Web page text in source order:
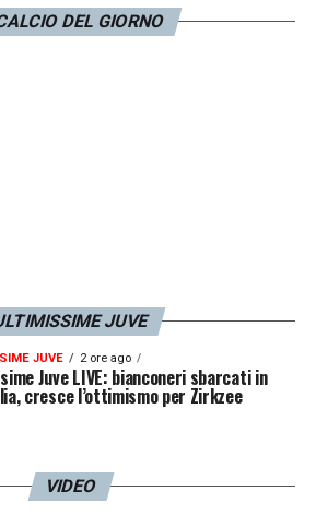
, l’attaccante è da mesi in
DEL GIORNO
JUVE
JUVE 2 ore ago
Juve LIVE: bianconeri sbarcati in
cresce l’ottimismo per Zirkzee
VIDEO